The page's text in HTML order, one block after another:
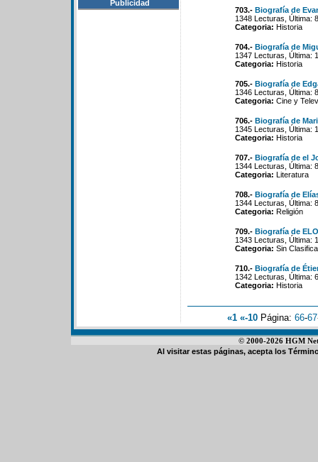
Publicidad
703.- Biografía de
1348 Lecturas, Última:
Categoria: Historia
704.- Biografía de
1347 Lecturas, Última:
Categoria: Historia
705.- Biografía de
1346 Lecturas, Última:
Categoria: Cine y
706.- Biografía de
1345 Lecturas, Última:
Categoria: Historia
707.- Biografía de el
1344 Lecturas, Última:
Categoria: Literatura
708.- Biografía de
1344 Lecturas, Última:
Categoria: Religión
709.- Biografía de
1343 Lecturas, Última:
Categoria: Sin
710.- Biografía de
1342 Lecturas, Última:
Categoria: Historia
«1 «-10 Página: 66-67
© 2000-2026 HGM
Al visitar estas páginas, acepta los